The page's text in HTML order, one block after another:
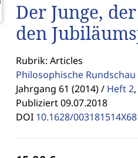
Der Junge,
den
Rubrik: Articles
Philosophische Rundschau
Jahrgang 61 (2014) / Heft 2,
Publiziert 09.07.2018
DOI 10.1628/